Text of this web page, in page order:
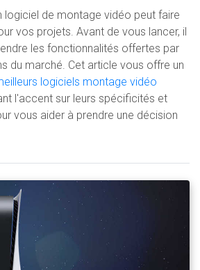
logiciel de montage vidéo peut faire
vos projets. Avant de vous lancer, il
les fonctionnalités offertes par
du marché. Cet article vous offre un
logiciels montage vidéo
l'accent sur leurs spécificités et
vous aider à prendre une décision